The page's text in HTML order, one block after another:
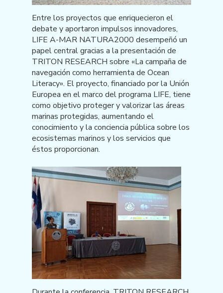
Entre los proyectos que enriquecieron el
debate y aportaron impulsos innovadores,
LIFE A-MAR NATURA2000 desempeñó un
papel central gracias a la presentación de
TRITON RESEARCH sobre «La campaña de
navegación como herramienta de Ocean
Literacy». El proyecto, financiado por la Unión
Europea en el marco del programa LIFE, tiene
como objetivo proteger y valorizar las áreas
marinas protegidas, aumentando el
conocimiento y la conciencia pública sobre los
ecosistemas marinos y los servicios que
éstos proporcionan.